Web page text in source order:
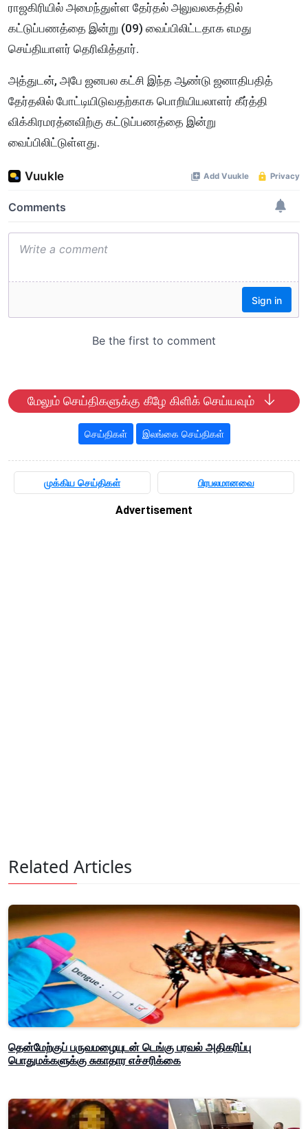
ராஜகிரியில் அமைந்துள்ள தேர்தல் அலுவலகத்தில்
கட்டுப்பணத்தை இன்று (09) வைப்பிலிட்டதாக எமது
செய்தியாளர் தெரிவித்தார்.
அத்துடன், அபே ஜனபல கட்சி இந்த ஆண்டு ஜனாதிபதித்
தேர்தலில் போட்டியிடுவதற்காக பொறியியலாளர் கீர்த்தி
விக்கிரமரத்னவிற்கு கட்டுப்பணத்தை இன்று
வைப்பிலிட்டுள்ளது.
மேலும் செய்திகளுக்கு கீழே கிளிக் செய்யவும்
செய்திகள் இலங்கை செய்திகள்
முக்கிய செய்திகள் பிரபலமானவை
Advertisement
Related Articles
தென்மேற்குப் பருவமழையுடன் டெங்கு பரவல் அதிகரிப்பு
பொதுமக்களுக்கு சுகாதார எச்சரிக்கை